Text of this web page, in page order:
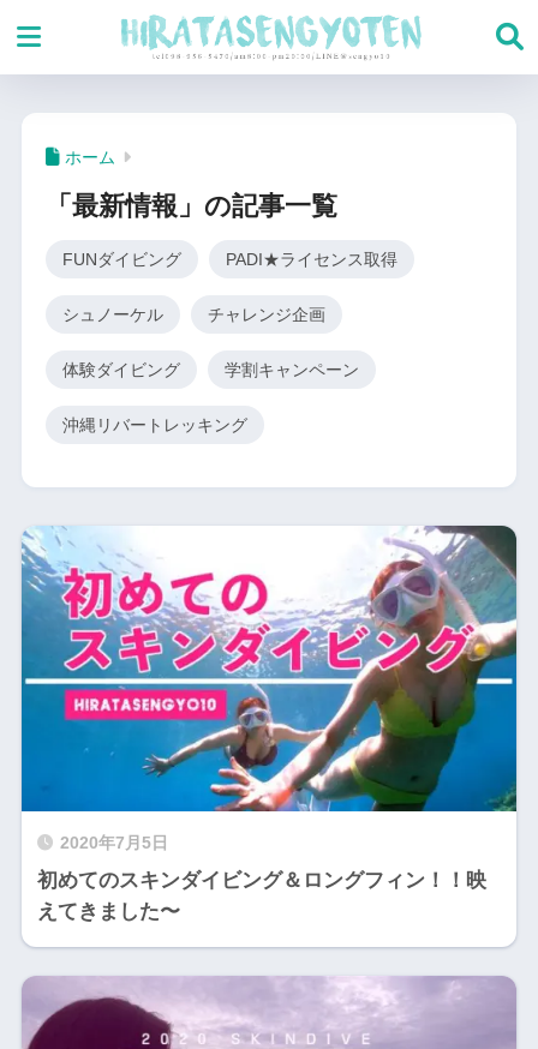
ホーム
「最新情報」の記事一覧
FUNダイビング PADI★ライセンス取得
シュノーケル チャレンジ企画
体験ダイビング 学割キャンペーン
沖縄リバートレッキング
2020年7月5日
初めてのスキンダイビング＆ロングフィン！！映
えてきました〜